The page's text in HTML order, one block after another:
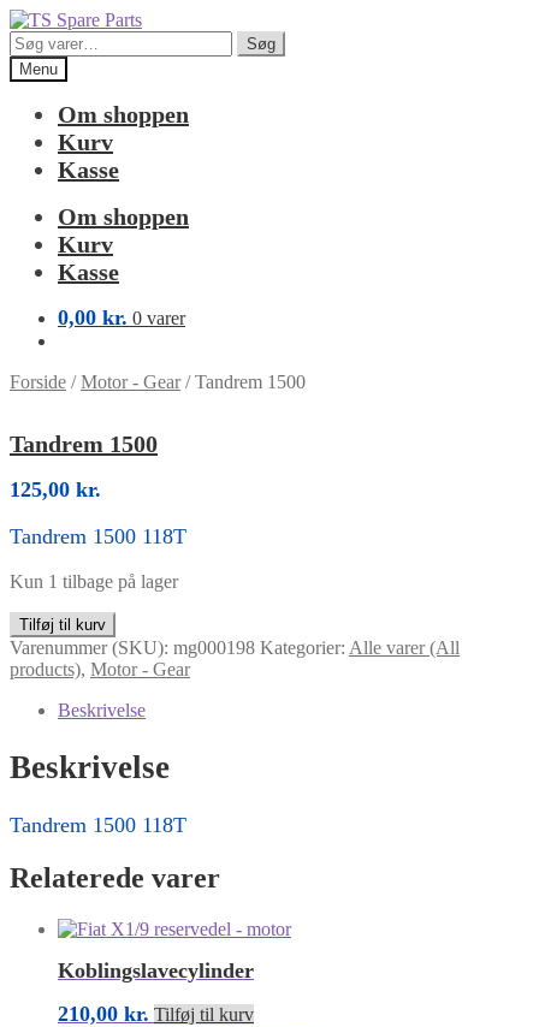
Spring
til
navigation
Spring
til
indhold
Søg
efter:
Søg
Menu
Om shoppen
Kurv
Kasse
Om shoppen
Kurv
Kasse
0,00 kr. 0 varer
Forside /Motor - Gear/Tandrem 1500
Tandrem 1500
125,00 kr.
Tandrem 1500 118T
Kun 1 tilbage på lager
Tandrem
1500
antal
Tilføj til kurv
Varenummer (SKU): mg000198 Kategorier: Alle varer (All
products), Motor - Gear
Beskrivelse
Beskrivelse
Tandrem 1500 118T
Relaterede varer
Koblingslavecylinder
210,00 kr. Tilføj til kurv